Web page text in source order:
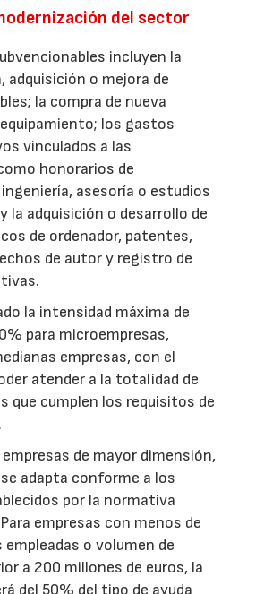
del sector
incluyen la
adquisición o mejora de
la compra de nueva
los gastos
vinculados a las
honorarios de
asesoría o estudios
la adquisición o desarrollo de
de ordenador, patentes,
de autor y registro de
la intensidad máxima de
para microempresas,
empresas, con el
atender a la totalidad de
que cumplen los requisitos de
empresas de mayor dimensión,
adapta conforme a los
por la normativa
empresas con menos de
empleadas o volumen de
a 200 millones de euros, la